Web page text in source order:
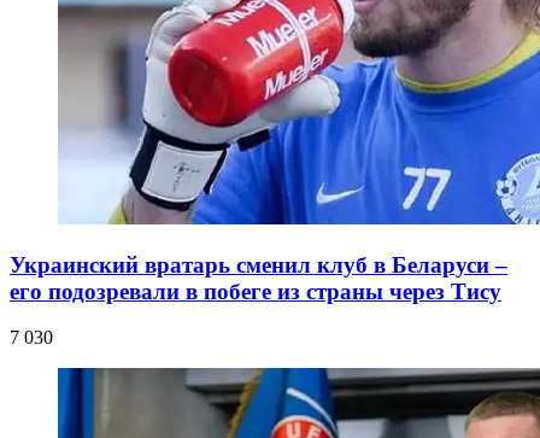
Украинский вратарь сменил клуб в Беларуси –
его подозревали в побеге из страны через Тису
7 030